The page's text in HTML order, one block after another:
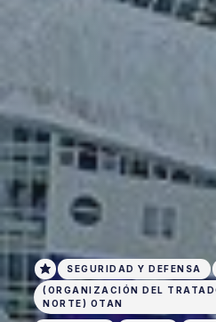
SEGURIDAD Y DEFENSA
(ORGANIZACIÓN DEL
NORTE) OTAN